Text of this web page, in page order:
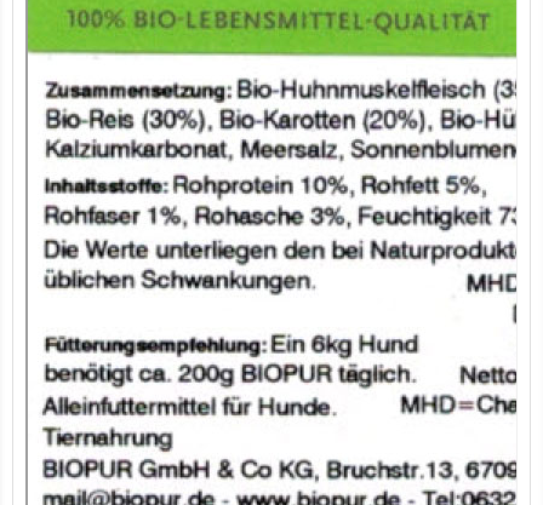
7er-VE Bio Tee Wilde Brennnessel 60g Belt's Bio